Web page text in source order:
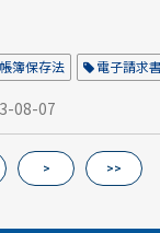
簿保存法 電子請求
08-07
> >>